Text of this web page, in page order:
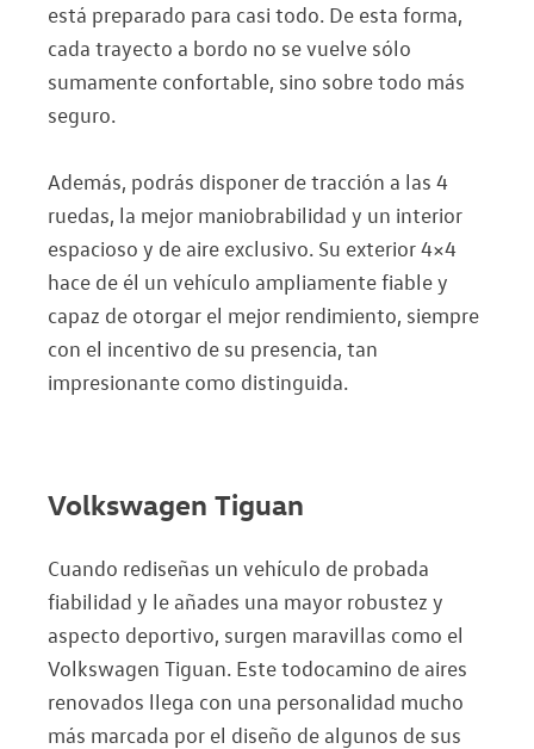
está preparado para casi todo. De esta forma,
cada trayecto a bordo no se vuelve sólo
sumamente confortable, sino sobre todo más
seguro.
Además, podrás disponer de tracción a las 4
ruedas, la mejor maniobrabilidad y un interior
espacioso y de aire exclusivo. Su exterior 4×4
hace de él un vehículo ampliamente fiable y
capaz de otorgar el mejor rendimiento, siempre
con el incentivo de su presencia, tan
impresionante como distinguida.
Volkswagen Tiguan
Cuando rediseñas un vehículo de probada
fiabilidad y le añades una mayor robustez y
aspecto deportivo, surgen maravillas como el
Volkswagen Tiguan. Este todocamino de aires
renovados llega con una personalidad mucho
más marcada por el diseño de algunos de sus